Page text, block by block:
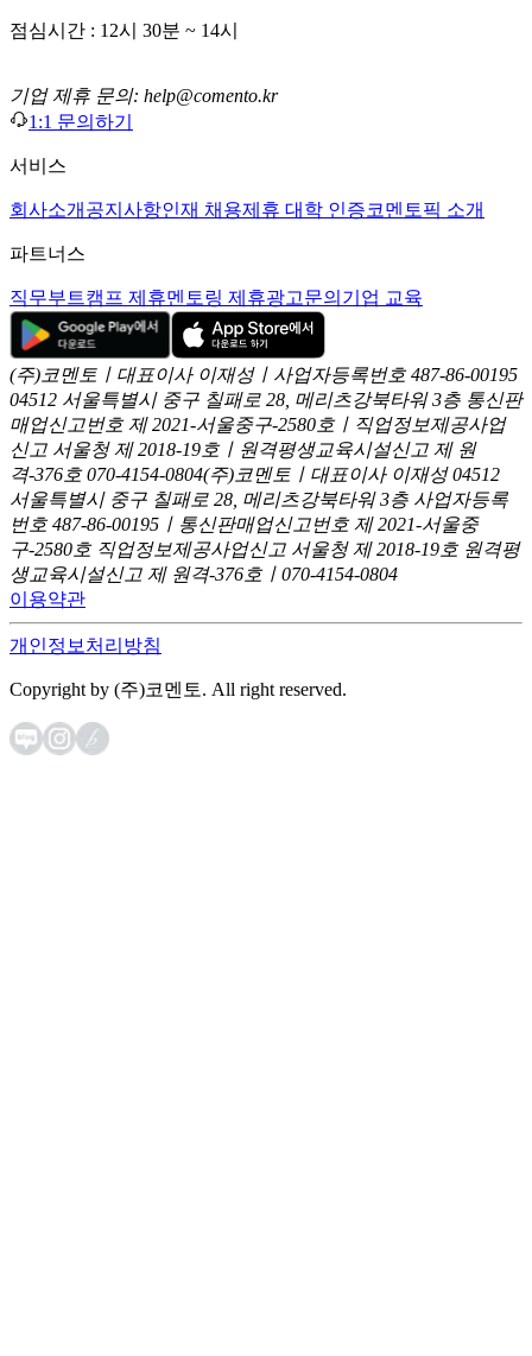
점심시간 : 12시 30분 ~ 14시
기업 제휴 문의: help@comento.kr
1:1 문의하기
서비스
회사소개 공지사항인재 채용제휴 대학 인증코멘토픽 소개
파트너스
직무부트캠프 제휴멘토링 제휴광고문의 기업 교육
(주)코멘토ㅣ대표이사 이재성ㅣ사업자등록번호 487-86-00195
04512 서울특별시 중구 칠패로 28, 메리츠강북타워 3층 통신판
매업신고번호 제 2021-서울중구-2580호ㅣ직업정보제공사업
신고 서울청 제 2018-19호ㅣ원격평생교육시설신고 제 원
격-376호 070-4154-0804(주)코멘토ㅣ대표이사 이재성 04512
서울특별시 중구 칠패로 28, 메리츠강북타워 3층 사업자등록
번호 487-86-00195ㅣ통신판매업신고번호 제 2021-서울중
구-2580호 직업정보제공사업신고 서울청 제 2018-19호 원격평
생교육시설신고 제 원격-376호ㅣ070-4154-0804
이용약관
개인정보처리방침
Copyright by (주)코멘토. All right reserved.